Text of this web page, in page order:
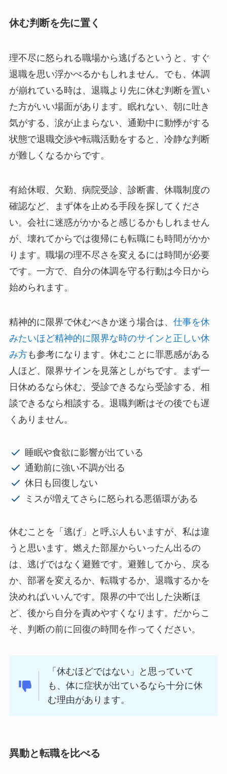
休む判断を先に置く
理不尽に怒られる職場から逃げるというと、すぐ
退職を思い浮かべるかもしれません。でも、体調
が崩れている時は、退職より先に休む判断を置い
た方がいい場面があります。眠れない、朝に吐き
気がする、涙が止まらない、通勤中に動悸がする
状態で退職交渉や転職活動をすると、冷静な判断
が難しくなるからです。
有給休暇、欠勤、病院受診、診断書、休職制度の
確認など、まず体を止める手段を探してくださ
い。会社に迷惑がかかると感じるかもしれません
が、壊れてからでは復帰にも転職にも時間がかか
ります。職場の理不尽さを変えるには時間が必要
です。一方で、自分の体調を守る行動は今日から
始められます。
精神的に限界で休むべきか迷う場合は、 仕事を休
みたいほど精神的に限界な時のサインと正しい休
み方も参考になります。休むことに罪悪感がある
人ほど、限界サインを見落としがちです。まず一
日休めるなら休む、受診できるなら受診する、相
談できるなら相談する。退職判断はその後でも遅
くありません。
睡眠や食欲に影響が出ている
通勤前に強い不調が出る
休日も回復しない
ミスが増えてさらに怒られる悪循環がある
休むことを「逃げ」と呼ぶ人もいますが、私は違
うと思います。燃えた部屋からいったん出るの
は、逃げではなく避難です。避難してから、戻る
か、部署を変えるか、転職するか、退職するかを
決めればいいんです。限界の中で出した決断ほ
ど、後から自分を責めやすくなります。だからこ
そ、判断の前に回復の時間を作ってください。
「休むほどではない」と思っていて
も、体に症状が出ているなら十分に休
む理由があります。
異動と転職を比べる